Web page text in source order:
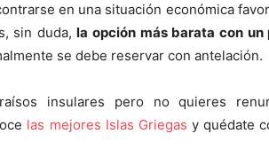
en una situación económica
sin duda,la opción más barata con
se debe reservar con antelación.
insulares pero no quieres
las mejores Islas Griegas y quédate